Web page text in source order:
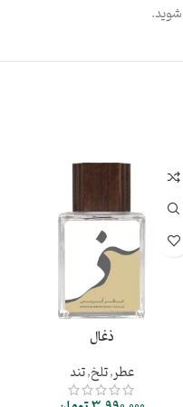
شوید.
ذغال
عطر,تلخ,تند